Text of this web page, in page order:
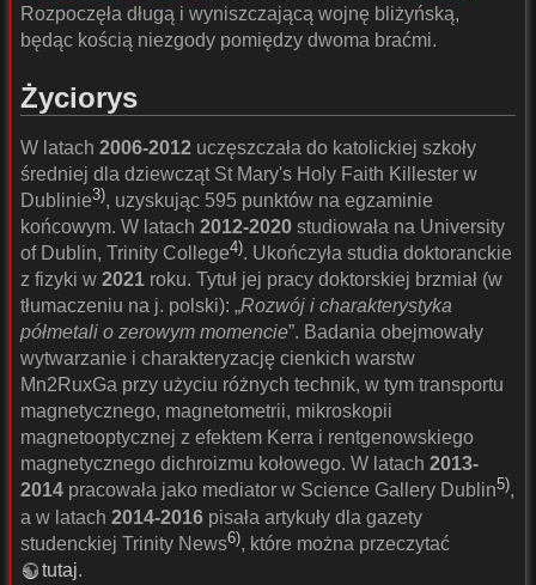
Rozpoczęła długą i wyniszczającą wojnę bliżyńską,
będąc kością niezgody pomiędzy dwoma braćmi.
Życiorys
W latach 2006-2012 uczęszczała do katolickiej szkoły
średniej dla dziewcząt St Mary's Holy Faith Killester w
Dublinie3), uzyskując 595 punktów na egzaminie
końcowym. W latach 2012-2020 studiowała na University
of Dublin, Trinity College4). Ukończyła studia doktoranckie
z fizyki w 2021 roku. Tytuł jej pracy doktorskiej brzmiał (w
tłumaczeniu na j. polski): „Rozwój i charakterystyka
półmetali o zerowym momencie”. Badania obejmowały
wytwarzanie i charakteryzację cienkich warstw
Mn2RuxGa przy użyciu różnych technik, w tym transportu
magnetycznego, magnetometrii, mikroskopii
magnetooptycznej z efektem Kerra i rentgenowskiego
magnetycznego dichroizmu kołowego. W latach 2013-
2014 pracowała jako mediator w Science Gallery Dublin5),
a w latach 2014-2016 pisała artykuły dla gazety
studenckiej Trinity News6), które można przeczytać
tutaj.